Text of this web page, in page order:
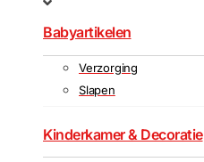
Babyartikelen
Verzorging
Slapen
Kinderkamer & Decoratie